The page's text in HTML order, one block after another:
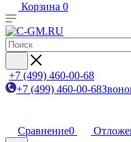
Корзина 0
+7 (499) 460-00-68
+7 (499) 460-00-68
Сравнение0